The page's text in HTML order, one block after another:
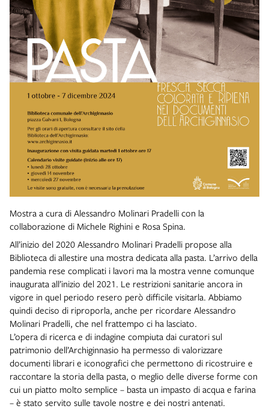
Mostra a cura di Alessandro Molinari Pradelli con la
collaborazione di Michele Righini e Rosa Spina.
All’inizio del 2020 Alessandro Molinari Pradelli propose alla
Biblioteca di allestire una mostra dedicata alla pasta. L’arrivo della
pandemia rese complicati i lavori ma la mostra venne comunque
inaugurata all’inizio del 2021. Le restrizioni sanitarie ancora in
vigore in quel periodo resero però difficile visitarla. Abbiamo
quindi deciso di riproporla, anche per ricordare Alessandro
Molinari Pradelli, che nel frattempo ci ha lasciato.
L’opera di ricerca e di indagine compiuta dai curatori sul
patrimonio dell’Archiginnasio ha permesso di valorizzare
documenti librari e iconografici che permettono di ricostruire e
raccontare la storia della pasta, o meglio delle diverse forme con
cui un piatto molto semplice – basta un impasto di acqua e farina
– è stato servito sulle tavole nostre e dei nostri antenati.